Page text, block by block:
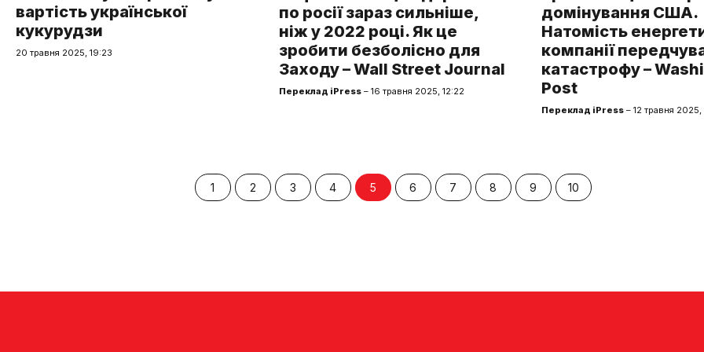
вартість української
кукурудзи
20 травня 2025, 19:23
по росії зараз сильніше,
ніж у 2022 році. Як це
зробити безболісно для
Заходу – Wall Street Journal
Переклад iPress– 16 травня 2025, 12:22
домінування США.
Натомість
компанії
катастрофу –
Post
Переклад iPress – 12 травня 2025,
1 2 3 4 5 6 7 8 9 10